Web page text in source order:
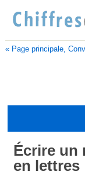
« Page principale,
Écrire un
en lettres